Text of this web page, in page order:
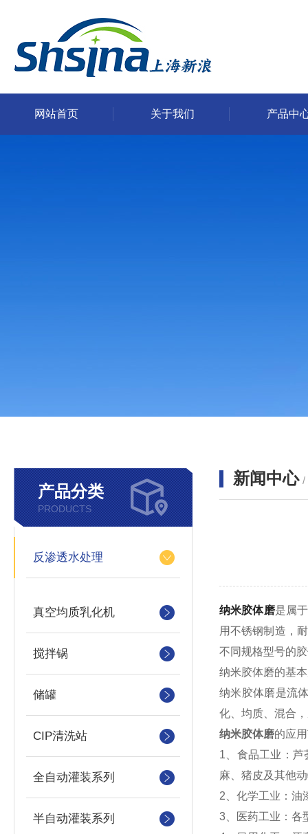
网站首页 关于我们 产品中
产品分类
PRODUCTS
反渗透水处理
真空均质乳化机
搅拌锅
储罐
CIP清洗站
全自动灌装系列
半自动灌装系列
新闻中心 /
纳米胶体磨是属
用不锈钢制造，
不同规格型号的
纳米胶体磨的基
纳米胶体磨是流
化、均质、混合
纳米胶体磨的应
1、食品工业：
麻、猪皮及其他
2、化学工业：油
3、医药工业：各